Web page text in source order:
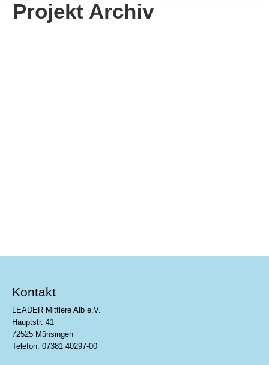
Projekt Archiv
Kontakt
LEADER Mittlere Alb e.V.
Hauptstr. 41
72525 Münsingen
Telefon: 07381 40297-00